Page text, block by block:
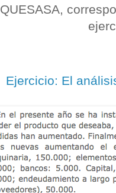
QUESASA,
Ejercicio: El